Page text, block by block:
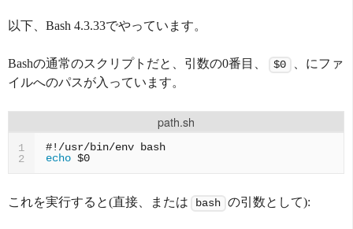
以下、Bash 4.3.33でやっています。
Bashの通常のスクリプトだと、引数の0番目、 $0
、にファ
イルへのパスが入っています。
path.sh
1
2
#!/usr/bin/env bash
echo $0
これを実行すると(直接、または bash の引数として):